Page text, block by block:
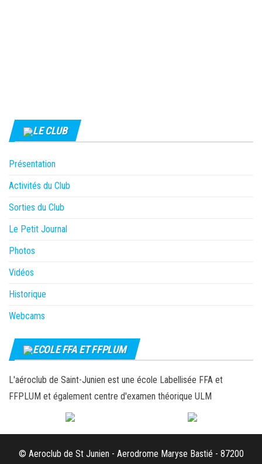
LE CLUB
Présentation
Activités du Club
Sorties du Club
Le Petit Journal
Photos
Vidéos
Historique
Webcams
ECOLE FFA ET FFPLUM
L'aéroclub de Saint-Junien est une école Labellisée FFA et
FFPLUM et également centre d'examen théorique ULM
© Aeroclub de St Junien - Aerodrome Maryse Bastié - 87200